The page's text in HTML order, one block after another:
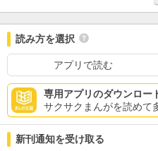
読み方を選択
アプリで読む
専用アプリのダウンロー
サクサクまんがを読めて
新刊通知を受け取る